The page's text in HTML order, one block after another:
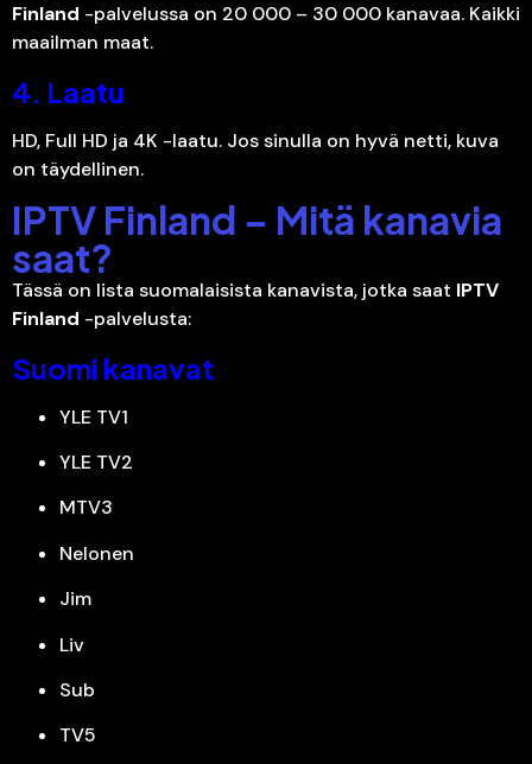
Finland -palvelussa on 20 000 – 30 000 kanavaa. Kaikki
maailman maat.
4. Laatu
HD, Full HD ja 4K -laatu. Jos sinulla on hyvä netti, kuva
on täydellinen.
IPTV Finland – Mitä kanavia
saat?
Tässä on lista suomalaisista kanavista, jotka saat IPTV
Finland -palvelusta:
Suomi kanavat
YLE TV1
YLE TV2
MTV3
Nelonen
Jim
Liv
Sub
TV5